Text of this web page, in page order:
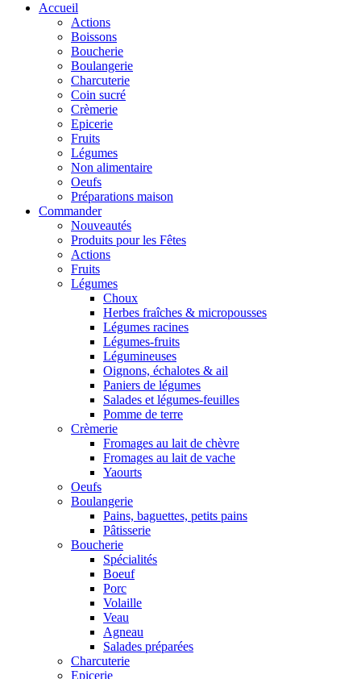
Accueil
Actions
Boissons
Boucherie
Boulangerie
Charcuterie
Coin sucré
Crèmerie
Epicerie
Fruits
Légumes
Non alimentaire
Oeufs
Préparations maison
Commander
Nouveautés
Produits pour les Fêtes
Actions
Fruits
Légumes
Choux
Herbes fraîches & micropousses
Légumes racines
Légumes-fruits
Légumineuses
Oignons, échalotes & ail
Paniers de légumes
Salades et légumes-feuilles
Pomme de terre
Crèmerie
Fromages au lait de chèvre
Fromages au lait de vache
Yaourts
Oeufs
Boulangerie
Pains, baguettes, petits pains
Pâtisserie
Boucherie
Spécialités
Boeuf
Porc
Volaille
Veau
Agneau
Salades préparées
Charcuterie
Epicerie